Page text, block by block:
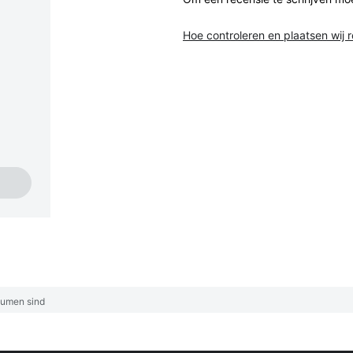
Hoe controleren en plaatsen wij
sind